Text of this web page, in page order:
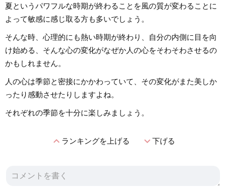
夏というパワフルな時期が終わることを風の質が変わることに
よって敏感に感じ取る方も多いでしょう。
そんな時、心理的にも熱い時期が終わり、自分の内側に目を向
け始める、そんな心の変化がなぜか人の心をそわそわさせるの
かもしれません。
人の心は季節と密接にかかわっていて、その変化がまた美しか
ったり感動させたりしますよね。
それぞれの季節を十分に楽しみましょう。
expand_lessランキングを上げる expand_more下げる